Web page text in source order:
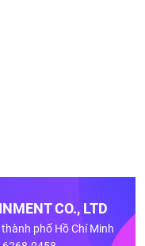
CO., LTD
phố Hồ Chí Minh